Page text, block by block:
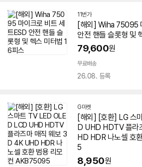
11번가
[해외] Wiha 75095
안전 핸들 슬롯형 및
79,600원
무료배송
26.08. 등록
G마켓
[해외] [호환] LG 스
D UHD HDTV 플라
HD HDR 나노셀 호
5
8,950원